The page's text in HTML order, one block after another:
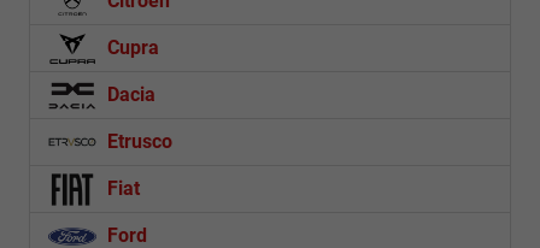
Cupra
Dacia
Etrusco
Fiat
Ford